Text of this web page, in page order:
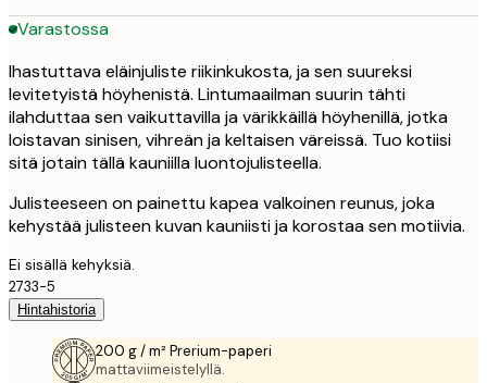
Varastossa
Ihastuttava eläinjuliste riikinkukosta, ja sen suureksi
levitetyistä höyhenistä. Lintumaailman suurin tähti
ilahduttaa sen vaikuttavilla ja värikkäillä höyhenillä, jotka
loistavan sinisen, vihreän ja keltaisen väreissä. Tuo kotiisi
sitä jotain tällä kauniilla luontojulisteella.
Julisteeseen on painettu kapea valkoinen reunus, joka
kehystää julisteen kuvan kauniisti ja korostaa sen motiivia.
Ei sisällä kehyksiä.
2733-5
Hintahistoria
200 g / m² Prerium-paperi
mattaviimeistelyllä.